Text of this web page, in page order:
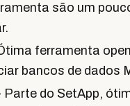
são um
ferramenta
bancos de dados
Parte do SetApp,